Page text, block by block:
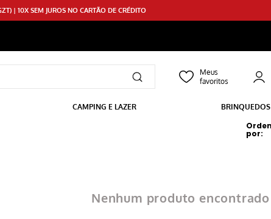
| 10X SEM JUROS NO CARTÃO DE CRÉDITO
CAMPING E LAZER BRINQUEDOS
Nenhum produto encontrado